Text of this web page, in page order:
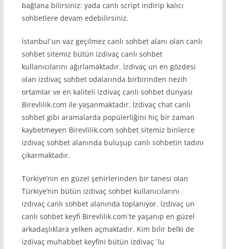
bağlana bilirsiniz: yada canlı script indirip kalıcı
sohbetlere devam edebilirsiniz.
İstanbul`un vaz geçilmez canlı sohbet alanı olan canlı
sohbet sitemiz bütün izdivaç canlı sohbet
kullanıcılarını ağırlamaktadır. İzdivaç un en gözdesi
olan izdivaç sohbet odalarında birbirinden nezih
ortamlar ve en kaliteli izdivaç canlı sohbet dünyası
Birevlilik.com ile yaşanmaktadır. İzdivaç chat canlı
sohbet gibi aramalarda popülerliğini hiç bir zaman
kaybetmeyen Birevlilik.com sohbet sitemiz binlerce
izdivaç sohbet alanında buluşup canlı sohbetin tadını
çıkarmaktadır.
Türkiye’nin en güzel şehirlerinden bir tanesi olan
Türkiye’nin bütün izdivaç sohbet kullanıcılarını
izdivaç canlı sohbet alanında toplanıyor. İzdivaç un
canlı sohbet keyfi Birevlilik.com`te yaşanıp en güzel
arkadaşlıklara yelken açmaktadır. Kim bilir belki de
izdivaç muhabbet keyfini bütün izdivaç `lu